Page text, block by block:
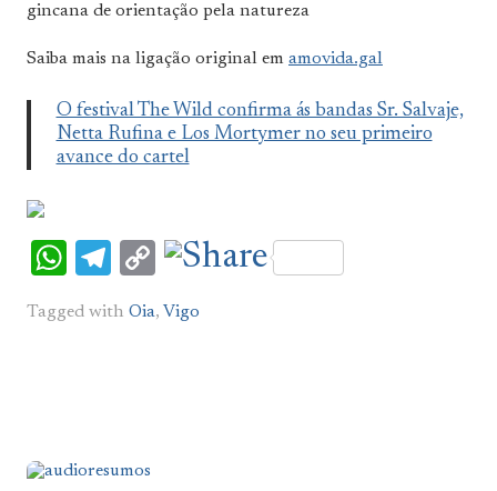
gincana de orientação pela natureza
Saiba mais na ligação original em amovida.gal
O festival The Wild confirma ás bandas Sr. Salvaje,
Netta Rufina e Los Mortymer no seu primeiro
avance do cartel
WhatsApp
Telegram
Copy
Tagged with Oia, Vigo